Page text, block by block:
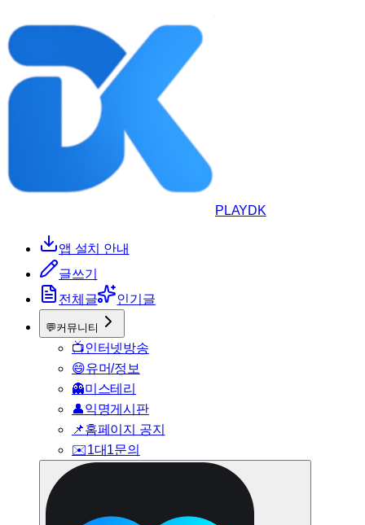
PLAYDK
앱 설치 안내
글쓰기
전체글
인기글
💬커뮤니티
📺인터넷방송
😄유머/정보
👻미스테리
👤익명게시판
📌홈페이지 공지
✉️1대1문의